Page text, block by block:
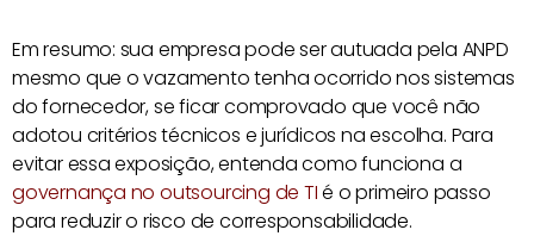
Em resumo: sua empresa pode ser autuada pela ANPD
mesmo que o vazamento tenha ocorrido nos sistemas
do fornecedor, se ficar comprovado que você não
adotou critérios técnicos e jurídicos na escolha. Para
evitar essa exposição, entenda como funciona a
governança no outsourcing de TIé o primeiro passo
para reduzir o risco de corresponsabilidade.